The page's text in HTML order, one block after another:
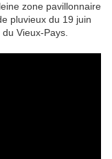
zone pavillonnaire
pluvieux du 19 juin
Vieux-Pays.